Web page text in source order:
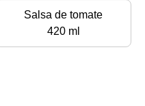
Salsa de tomate
420 ml